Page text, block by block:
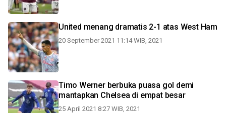
United menang dramatis 2-1 atas West Ham
20 September 2021 11:14 WIB, 2021
Timo Werner berbuka puasa gol demi
mantapkan Chelsea di empat besar
25 April 2021 8:27 WIB, 2021